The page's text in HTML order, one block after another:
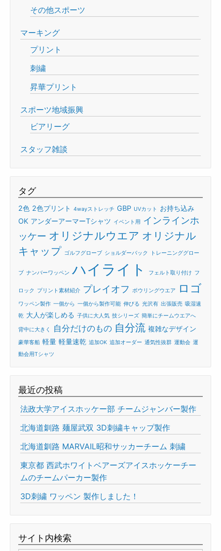
その他スポーツ
マーキング
プリント
刺繍
昇華プリント
スポーツ地域振興
ビアリーグ
スタッフ雑談
タグ
2色 2色プリント 4wayストレッチ GBP UVカット
お持ち込み
OK アンダーアーマーTシャツ イベント用
インラインホ
ッケー オリジナルウエア オリジナル
キャップ ゴルフグローブ ショルダーバック トレーニンググロー
ブ ナンバーワッペン ハイライト フェルト取り付け フ
ロック プリント素材紹介 プレイオフ ボウリングウエア ロゴ
ワッペン製作 一個から 一個から製作可能 伸びる 光沢有 出張販売 吸湿速
乾 大人が楽しめる 子供に大人気 技シリーズ 簡単にチームウエアへ
背中に大きく 自分だけのもの 自分流 複雑なデザイン
豪華客船 軽量 軽量速乾 追加OK 追加オーダー 通気性抜群 運動会 運
動会用Tシャツ
最近の投稿
法政大学アイスホッケー部 チームジャンバー製作
北海道釧路 麺屋武双 3D刺繍キャップ製作
北海道釧路 MARVAIL昭和サッカーチーム 刺繍
東京都 西武ホワイトベアーズアイスホッケーチー
ムのチームパーカー製作
3D刺繍 ワッペン 製作しました！
サイト内検索